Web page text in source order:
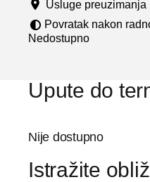
u
Usluge preuzimanja
Povratak nakon
Nedostupno
Upute do
Nije dostupno
Istražite